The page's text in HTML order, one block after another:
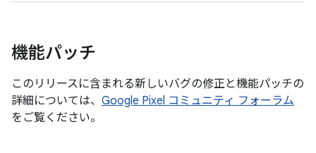
機能パッチ
このリリースに含まれる新しいバグの修正と機能パッチの
詳細については、 Google Pixel コミュニティ フォーラム
をご覧ください。